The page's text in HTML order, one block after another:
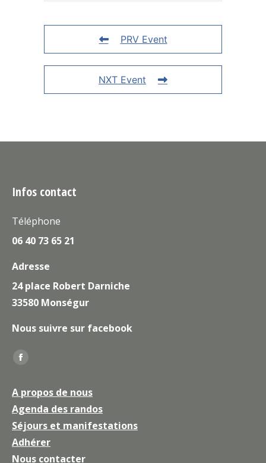
PRV Event
NXT Event
Infos contact
Téléphone
06 40 73 65 21
Adresse
24 place Robert Darniche
33580 Monségur
Nous suivre sur facebook
Trouvez nous sur :
La
Facebook
s'ouvre
dans
une
nouvelle
A propos de nous
Agenda des randos
Séjours et manifestations
Adhérer
Nous contacter